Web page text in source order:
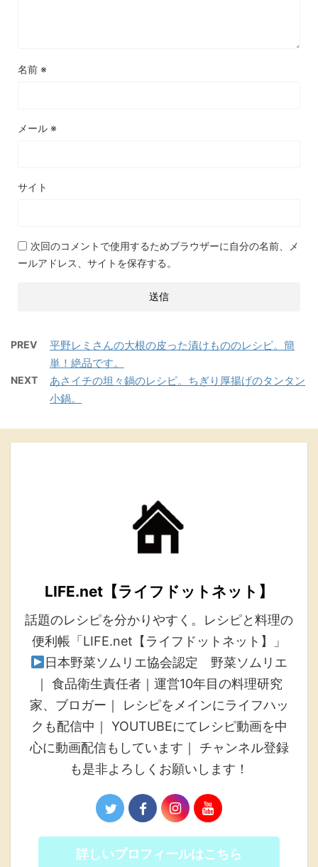
名前 ※
メール ※
サイト
次回のコメントで使用するためブラウザーに自分の名前、メ
ールアドレス、サイトを保存する。
PREV
平野レミさんの大根の皮った漬けもののレシピ。簡
単！絶品です。
NEXT
あさイチの坦々鍋のレシピ。ちぎり厚揚げのタンタン
小鍋。
LIFE.net【ライフドットネット】
話題のレシピを分かりやすく。レシピと料理の
便利帳「LIFE.net【ライフドットネット】」
日本野菜ソムリエ協会認定 野菜ソムリエ
｜ 食品衛生責任者｜運営10年目の料理研究
家、ブロガー｜ レシピをメインにライフハッ
クも配信中｜ YOUTUBEにてレシピ動画を中
心に動画配信もしています｜ チャンネル登録
も是非よろしくお願いします！
詳しいプロフィールはこちら